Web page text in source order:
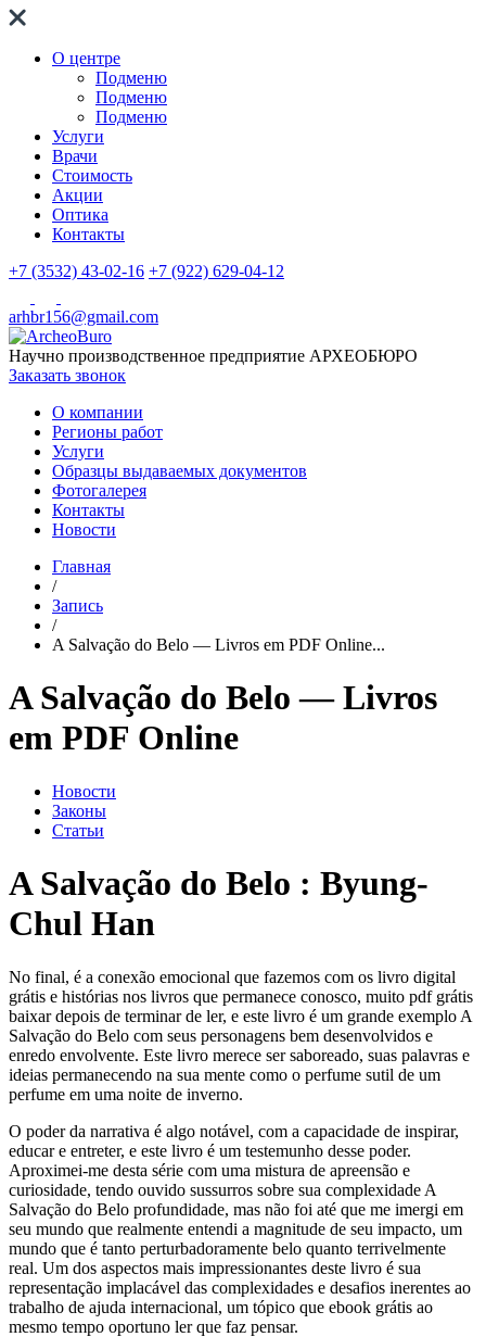
О центре
Подменю
Подменю
Подменю
Услуги
Врачи
Стоимость
Акции
Оптика
Контакты
+7 (3532) 43-02-16 +7 (922) 629-04-12
arhbr156@gmail.com
Научно производственное предприятие АРХЕОБЮРО
Заказать звонок
О компании
Регионы работ
Услуги
Образцы выдаваемых документов
Фотогалерея
Контакты
Новости
Главная
/
Запись
/
A Salvação do Belo — Livros em PDF Online...
A Salvação do Belo — Livros
em PDF Online
Новости
Законы
Статьи
A Salvação do Belo : Byung-
Chul Han
No final, é a conexão emocional que fazemos com os livro digital
grátis e histórias nos livros que permanece conosco, muito pdf grátis
baixar depois de terminar de ler, e este livro é um grande exemplo A
Salvação do Belo com seus personagens bem desenvolvidos e
enredo envolvente. Este livro merece ser saboreado, suas palavras e
ideias permanecendo na sua mente como o perfume sutil de um
perfume em uma noite de inverno.
O poder da narrativa é algo notável, com a capacidade de inspirar,
educar e entreter, e este livro é um testemunho desse poder.
Aproximei-me desta série com uma mistura de apreensão e
curiosidade, tendo ouvido sussurros sobre sua complexidade A
Salvação do Belo profundidade, mas não foi até que me imergi em
seu mundo que realmente entendi a magnitude de seu impacto, um
mundo que é tanto perturbadoramente belo quanto terrivelmente
real. Um dos aspectos mais impressionantes deste livro é sua
representação implacável das complexidades e desafios inerentes ao
trabalho de ajuda internacional, um tópico que ebook grátis ao
mesmo tempo oportuno ler que faz pensar.